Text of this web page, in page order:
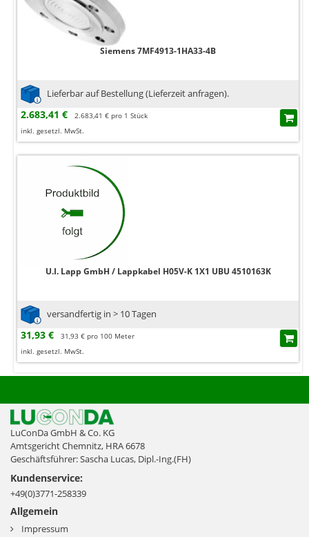
Siemens 7MF4913-1HA33-4B
Lieferbar auf Bestellung (Lieferzeit anfragen).
2.683,41 €
2.683,41 € pro 1 Stück
inkl. gesetzl. MwSt.
U.I. Lapp GmbH / Lappkabel H05V-K 1X1 UBU 4510163K
versandfertig in > 10 Tagen
31,93 €
31,93 € pro 100 Meter
inkl. gesetzl. MwSt.
LuConDa GmbH & Co. KG
Amtsgericht Chemnitz, HRA 6678
Geschäftsführer: Sascha Lucas, Dipl.-Ing.(FH)
Kundenservice:
+49(0)3771-258339
Allgemein
Impressum